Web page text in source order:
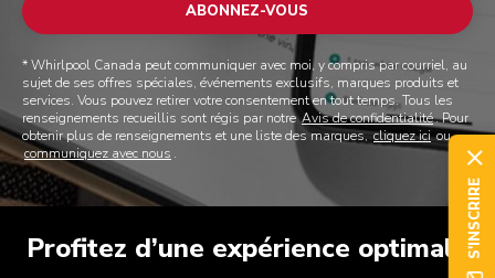
ABONNEZ-VOUS
* Whirlpool Canada peut communiquer avec moi, y compris par courriel, au
sujet de ses offres spéciales, événements exclusifs, marques produits et
services. Vous pouvez retirer votre consentement en tout temps. Tous les
renseignements recueillis sont régis par notreAvis de confidentialité. Pour
obtenir plus de renseignements et une liste des marques,cliquez iciou
communiquez avec nous .
Profitez d’une expérience optimaleS'INSCRIRE